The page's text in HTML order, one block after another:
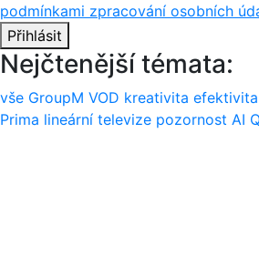
podmínkami zpracování osobních
Přihlásit
Nejčtenější témata:
vše GroupM VOD kreativita efektivita
Prima lineární televize pozornost AI